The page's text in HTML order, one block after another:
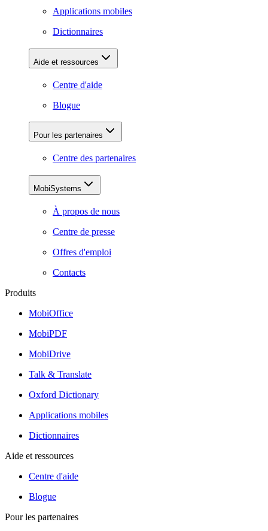
Applications mobiles
Dictionnaires
Aide et ressources
Centre d'aide
Blogue
Pour les partenaires
Centre des partenaires
MobiSystems
À propos de nous
Centre de presse
Offres d'emploi
Contacts
Produits
MobiOffice
MobiPDF
MobiDrive
Talk & Translate
Oxford Dictionary
Applications mobiles
Dictionnaires
Aide et ressources
Centre d'aide
Blogue
Pour les partenaires